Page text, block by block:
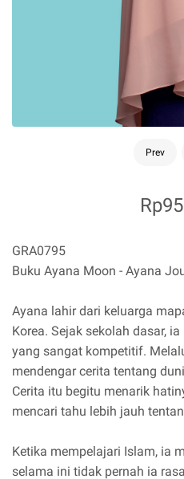
Prev
GRA0795
Buku Ayana Moon - Ayana
Ayana lahir dari keluarga
Korea. Sejak sekolah dasar,
yang sangat kompetitif.
mendengar cerita tentang
Cerita itu begitu menarik
mencari tahu lebih jauh
Ketika mempelajari Islam, ia
selama ini tidak pernah ia